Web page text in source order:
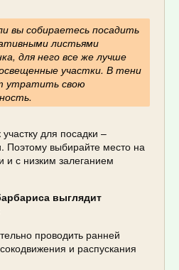
вы собираетесь посадить
листьями
для него все же лучше
участки. В тени
утратить свою
для посадки –
Поэтому выбирайте место на
с низким залеганием
выглядит
проводить ранней
и распускания